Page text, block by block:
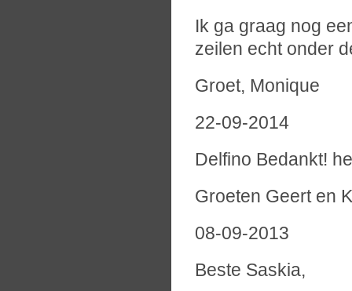
Ik ga graag nog
zeilen echt onder
Groet, Monique
22-09-2014
Delfino Bedankt!
Groeten Geert en
08-09-2013
Beste Saskia,